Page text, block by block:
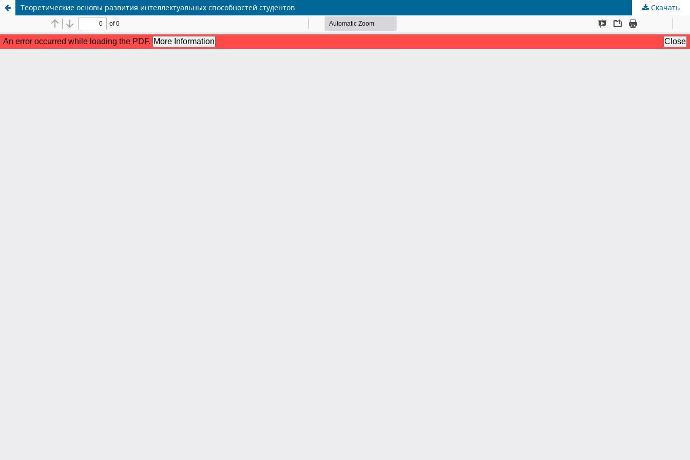
Теоретические основы развития интеллектуальных способностей студентов Скачать